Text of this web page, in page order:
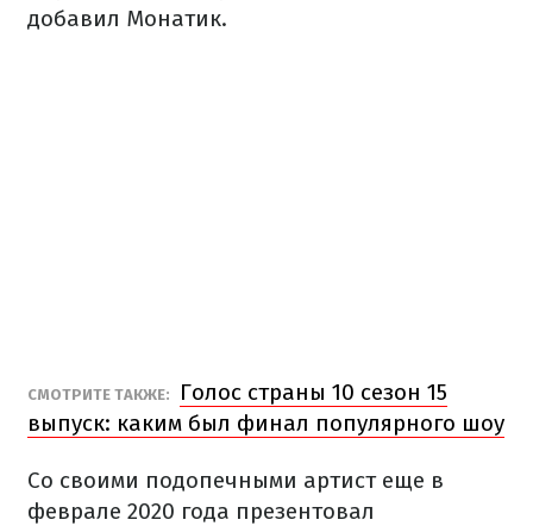
добавил Монатик.
СМОТРИТЕ ТАКЖЕ:
Голос страны 10 сезон 15
выпуск: каким был финал популярного шоу
Со своими подопечными артист еще в
феврале 2020 года презентовал